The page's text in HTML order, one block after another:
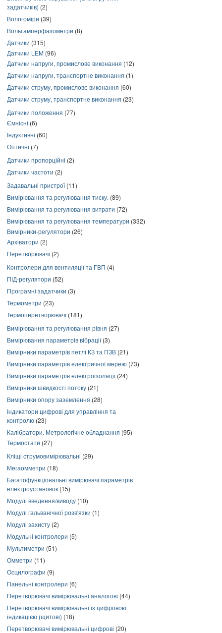
задатчиків) (2)
Вологоміри (39)
Вольтамперфазометри (8)
Датчики (315)
Датчики LEM (96)
Датчики напруги, промислове виконання (12)
Датчики напруги, транспортне виконання (1)
Датчики струму, промислове виконання (60)
Датчики струму, транспортне виконання (23)
Датчики положення (77)
Ємнісні (6)
Індуктивні (60)
Оптичні (7)
Датчики пропорційні (2)
Датчики частоти (2)
Задавальні пристрої(11)
Вимірювання та регулювання тиску. (89)
Вимірювання та регулювання витрати (72)
Вимірювання та регулювання температури (332)
Вимірники-регулятори (26)
Архіватори (2)
Перетворювачі (2)
Контролери для вентиляції та ГВП (4)
ПІД-регулятори (52)
Програмні задатчики (3)
Термометри (23)
Термоперетворювачі (181)
Вимірювання та регулювання рівня (27)
Вимірювання параметрів вібрації(3)
Вимірники параметрів петлі КЗ та ПЗВ (21)
Вимірники параметрів електричної мережі (73)
Вимірники параметрів електроізоляції(24)
Вимірники швидкості потоку (21)
Вимірники опору заземлення (28)
Індикатори цифрові для управління та
контролю (23)
Калібратори. Метрологічне обладнання (95)
Термостати (27)
Кліщі струмовимірювальні (29)
Мегаомметри (18)
Багатофункціональні вимірювачі параметрів
електроустановок (15)
Модулі введення/виводу (10)
Модулі гальванічної розв'язки (1)
Модулі захисту (2)
Модульні контролери (5)
Мультиметри (51)
Омметри (11)
Осцилографи (9)
Панельні контролери (6)
Перетворювачі вимірювальні аналогові (44)
Перетворювачі вимірювальні із цифровою
індикацією (щитові) (18)
Перетворювачі вимірювальні цифрові (20)